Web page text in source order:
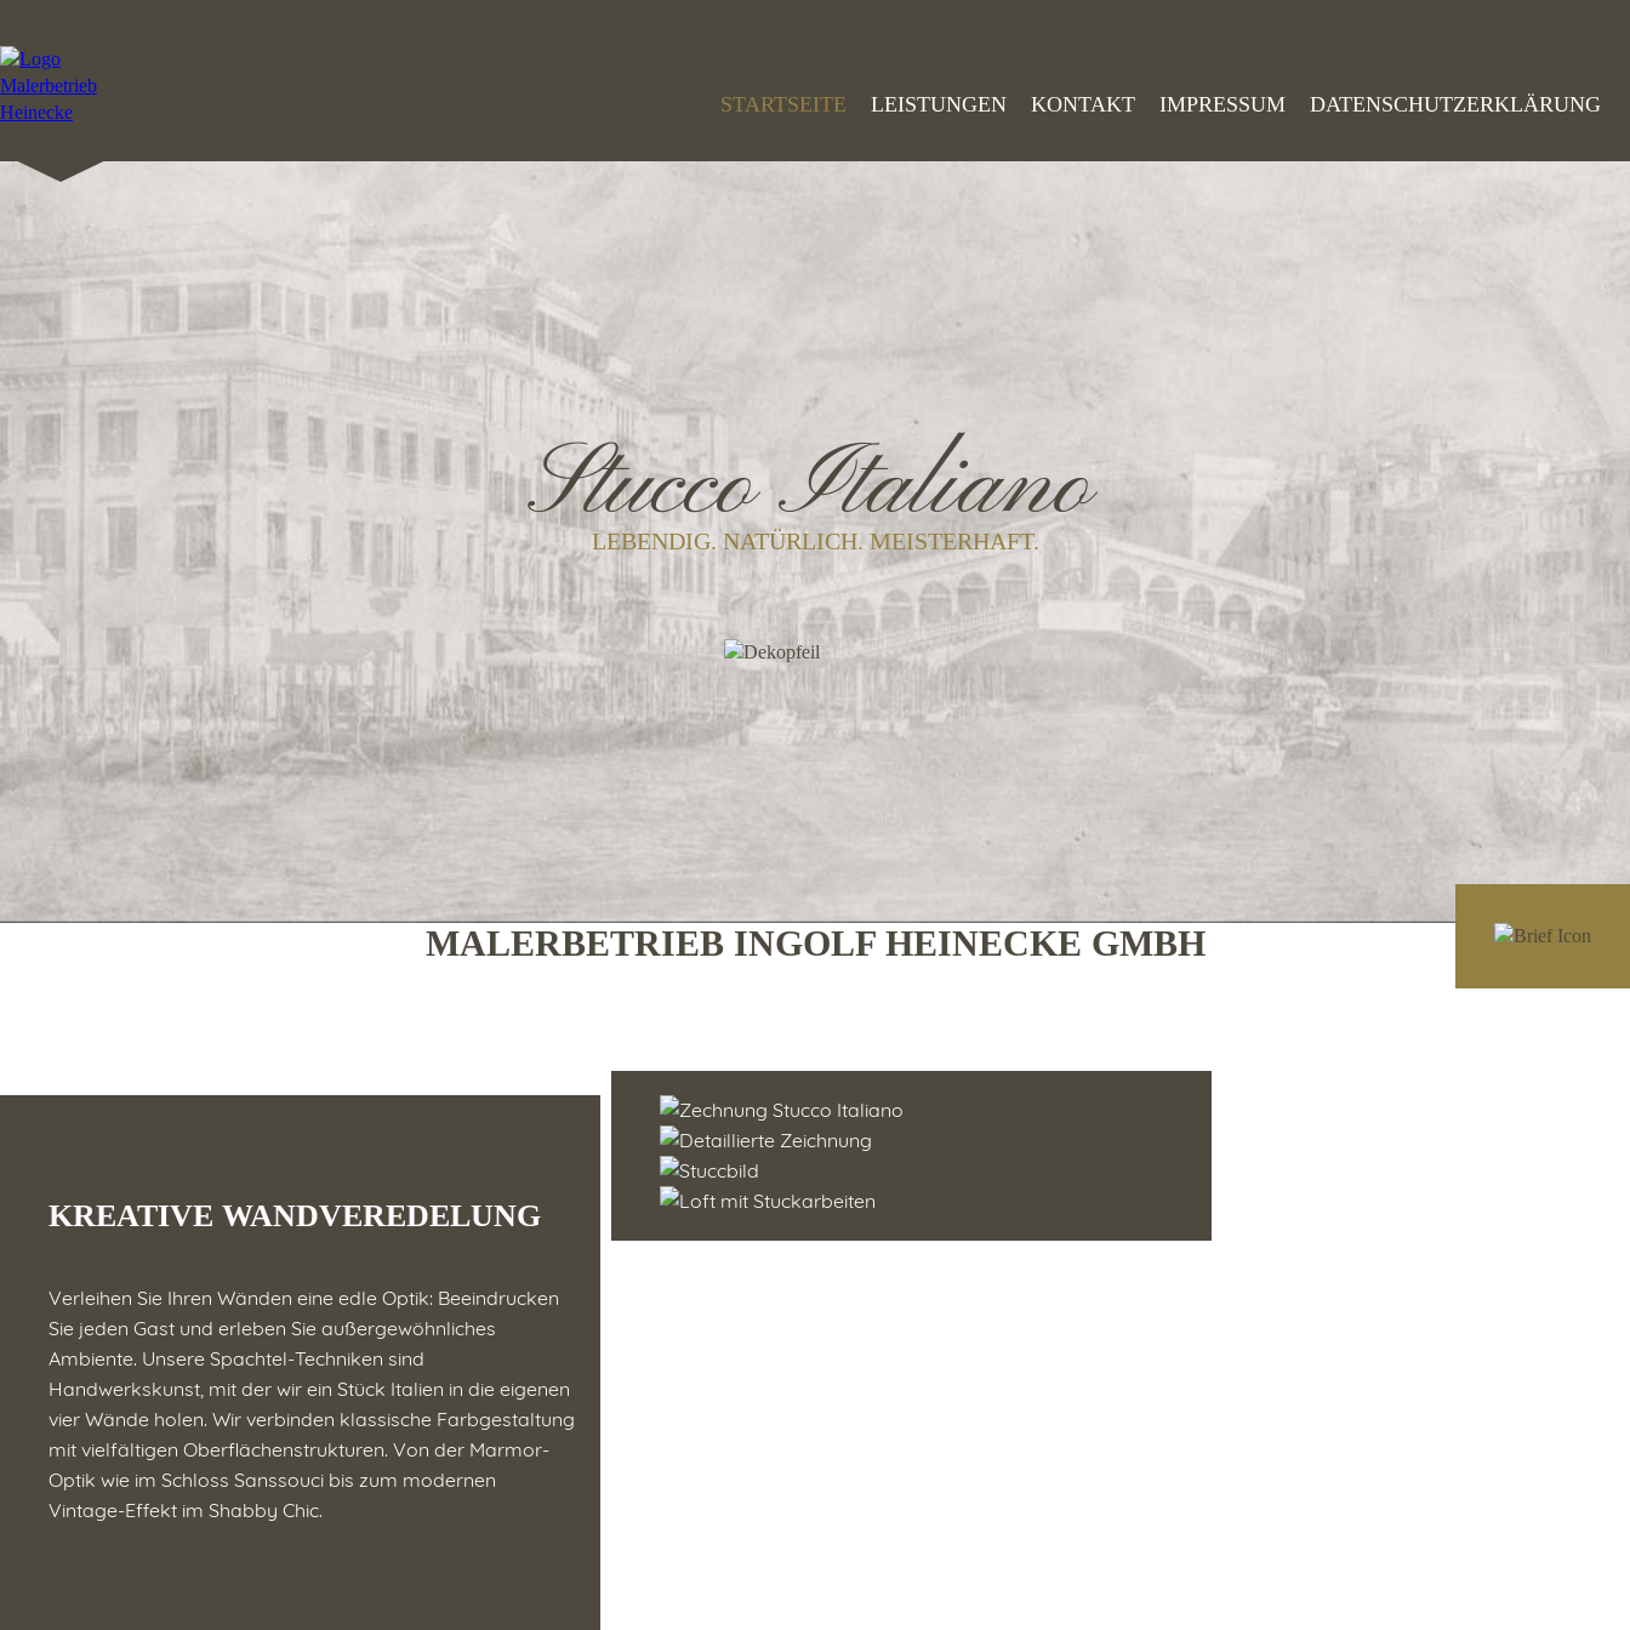
STARTSEITE LEISTUNGEN KONTAKT IMPRESSUM DATENSCHUTZERKLÄRUNG
Stucco Italiano
LEBENDIG. NATÜRLICH. MEISTERHAFT.
MALERBETRIEB INGOLF HEINECKE GMBH
KREATIVE WANDVEREDELUNG
Verleihen Sie Ihren Wänden eine edle Optik: Beeindrucken
Sie jeden Gast und erleben Sie außergewöhnliches
Ambiente. Unsere Spachtel-Techniken sind
Handwerkskunst, mit der wir ein Stück Italien in die eigenen
vier Wände holen. Wir verbinden klassische Farbgestaltung
mit vielfältigen Oberflächenstrukturen. Von der Marmor-
Optik wie im Schloss Sanssouci bis zum modernen
Vintage-Effekt im Shabby Chic.